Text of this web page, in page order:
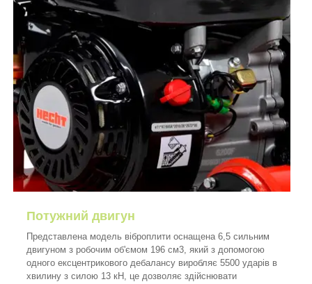
Потужний двигун
Представлена модель віброплити оснащена 6,5 сильним
двигуном з робочим об'ємом 196 см3, який з допомогою
одного ексцентрикового дебалансу виробляє 5500 ударів в
хвилину з силою 13 кН, це дозволяє здійснювати